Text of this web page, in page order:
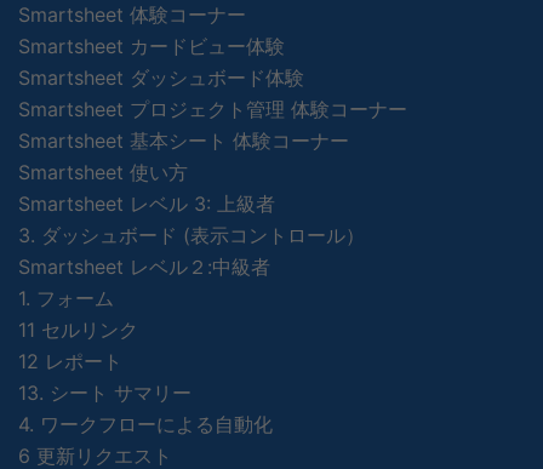
Smartsheet 体験コーナー
Smartsheet カードビュー体験
Smartsheet ダッシュボード体験
Smartsheet プロジェクト管理 体験コーナー
Smartsheet 基本シート 体験コーナー
Smartsheet 使い方
Smartsheet レベル 3: 上級者
3. ダッシュボード (表示コントロール）
Smartsheet レベル２:中級者
1. フォーム
11 セルリンク
12 レポート
13. シート サマリー
4. ワークフローによる自動化
6 更新リクエスト